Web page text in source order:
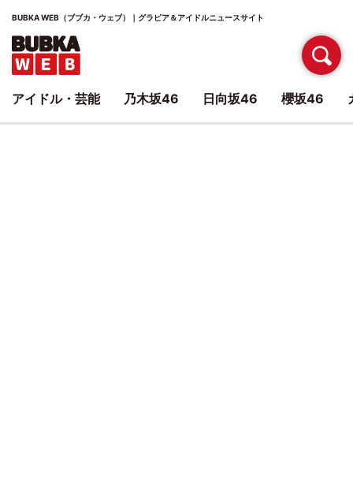
BUBKA WEB（ブブカ・ウェブ）｜グラビア＆アイドルニュースサイト
アイドル・芸能 乃木坂46 日向坂46 櫻坂46